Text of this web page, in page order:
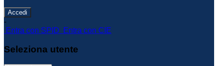
-
Entra con SPID
Entra con CIE
Seleziona utente